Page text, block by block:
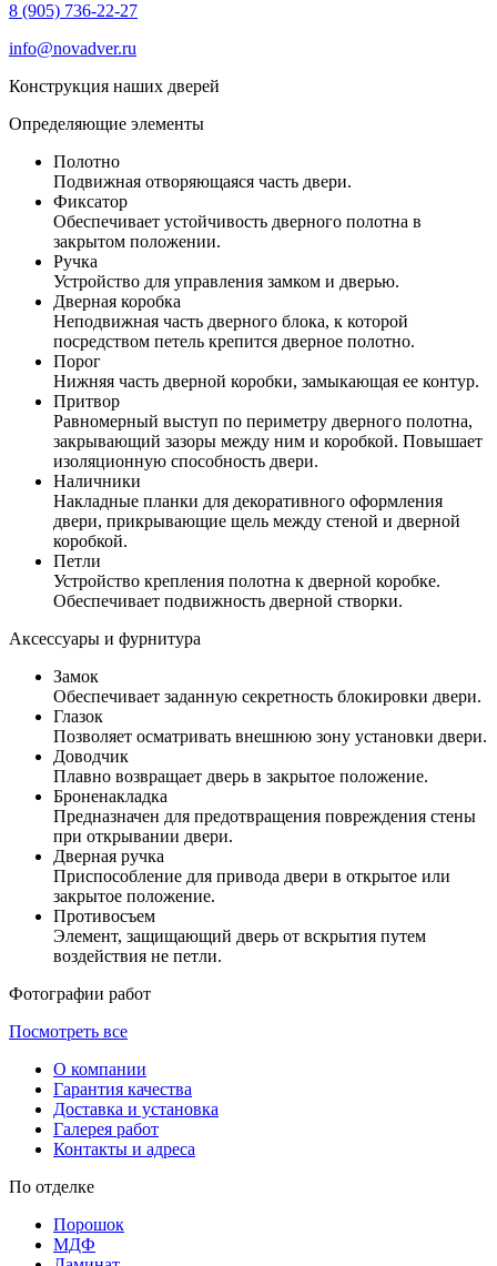
8 (905) 736-22-27
info@novadver.ru
Конструкция наших дверей
Определяющие элементы
Полотно
Подвижная отворяющаяся часть двери.
Фиксатор
Обеспечивает устойчивость дверного полотна в
закрытом положении.
Ручка
Устройство для управления замком и дверью.
Дверная коробка
Неподвижная часть дверного блока, к которой
посредством петель крепится дверное полотно.
Порог
Нижняя часть дверной коробки, замыкающая ее контур.
Притвор
Равномерный выступ по периметру дверного полотна,
закрывающий зазоры между ним и коробкой. Повышает
изоляционную способность двери.
Наличники
Накладные планки для декоративного оформления
двери, прикрывающие щель между стеной и дверной
коробкой.
Петли
Устройство крепления полотна к дверной коробке.
Обеспечивает подвижность дверной створки.
Аксессуары и фурнитура
Замок
Обеспечивает заданную секретность блокировки двери.
Глазок
Позволяет осматривать внешнюю зону установки двери.
Доводчик
Плавно возвращает дверь в закрытое положение.
Броненакладка
Предназначен для предотвращения повреждения стены
при открывании двери.
Дверная ручка
Приспособление для привода двери в открытое или
закрытое положение.
Противосъем
Элемент, защищающий дверь от вскрытия путем
воздействия не петли.
Фотографии работ
Посмотреть все
О компании
Гарантия качества
Доставка и установка
Галерея работ
Контакты и адреса
По отделке
Порошок
МДФ